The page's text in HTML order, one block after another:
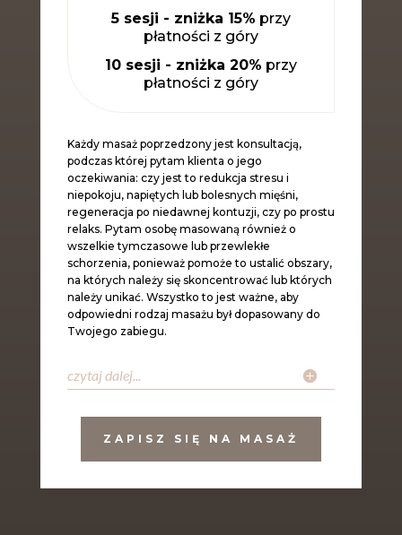
5 sesji - zniżka 15% przy
płatności z góry
10 sesji - zniżka 20% przy
płatności z góry
Każdy masaż poprzedzony jest konsultacją,
podczas której pytam klienta o jego
oczekiwania: czy jest to redukcja stresu i
niepokoju, napiętych lub bolesnych mięśni,
regeneracja po niedawnej kontuzji, czy po prostu
relaks. Pytam osobę masowaną również o
wszelkie tymczasowe lub przewlekłe
schorzenia, ponieważ pomoże to ustalić obszary,
na których należy się skoncentrować lub których
należy unikać. Wszystko to jest ważne, aby
odpowiedni rodzaj masażu był dopasowany do
Twojego zabiegu.
czytaj dalej...
ZAPISZ SIĘ NA MASAŻ